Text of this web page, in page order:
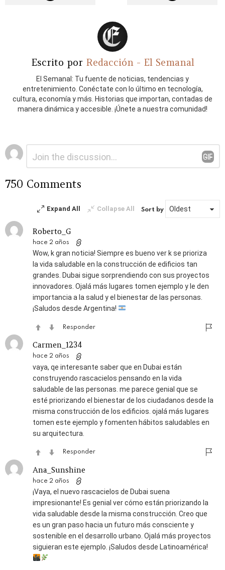
Escrito por Redacción - El Semanal
El Semanal: Tu fuente de noticias, tendencias y
entretenimiento. Conéctate con lo último en tecnología,
cultura, economía y más. Historias que importan, contadas de
manera dinámica y accesible. ¡Únete a nuestra comunidad!
Deja
una
750 Comments
Expand All Collapse All Sort by
Roberto_G
hace 2 años
Wow, k gran noticia! Siempre es bueno ver k se prioriza
la vida saludable en la construcción de edificios tan
grandes. Dubai sigue sorprendiendo con sus proyectos
innovadores. Ojalá más lugares tomen ejemplo y le den
importancia a la salud y el bienestar de las personas.
¡Saludos desde Argentina!
Responder
Carmen_1234
hace 2 años
vaya, qe interesante saber que en Dubai están
construyendo rascacielos pensando en la vida
saludable de las personas. me parece genial que se
esté priorizando el bienestar de los ciudadanos desde la
misma construcción de los edificios. ojalá más lugares
tomen este ejemplo y fomenten hábitos saludables en
su arquitectura.
Responder
Ana_Sunshine
hace 2 años
¡Vaya, el nuevo rascacielos de Dubai suena
impresionante! Es genial ver cómo están priorizando la
vida saludable desde la misma construcción. Creo que
es un gran paso hacia un futuro más consciente y
sostenible en el desarrollo urbano. Ojalá más proyectos
siguieran este ejemplo. ¡Saludos desde Latinoamérica!